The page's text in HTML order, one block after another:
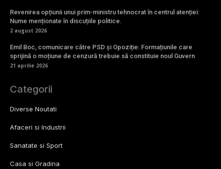
Revenirea opțiunii unui prim-ministru tehnocrat în centrul atenției:
Nume menționate în discuțiile politice.
2 august 2026
Emil Boc, comunicare către PSD și Opoziție: Formațiunile care
sprijină o moțiune de cenzură trebuie să constituie noul Guvern
21 aprilie 2026
Categorii
Diverse Noutati
Afaceri si Industrii
Sanatate si Sport
Casa si Gradina